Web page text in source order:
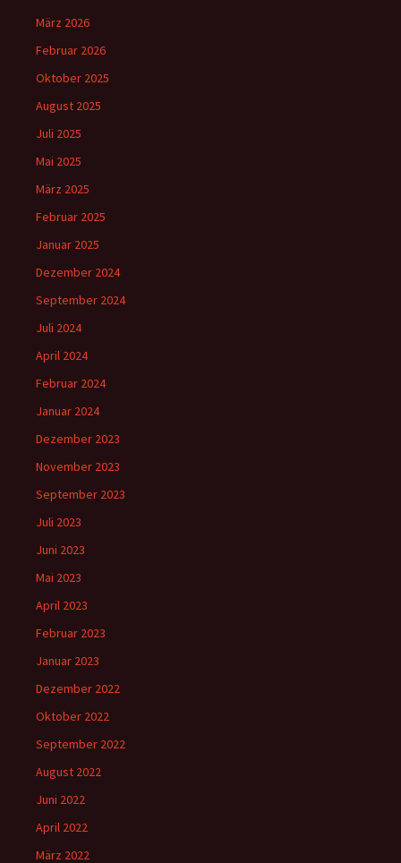
März 2026
Februar 2026
Oktober 2025
August 2025
Juli 2025
Mai 2025
März 2025
Februar 2025
Januar 2025
Dezember 2024
September 2024
Juli 2024
April 2024
Februar 2024
Januar 2024
Dezember 2023
November 2023
September 2023
Juli 2023
Juni 2023
Mai 2023
April 2023
Februar 2023
Januar 2023
Dezember 2022
Oktober 2022
September 2022
August 2022
Juni 2022
April 2022
März 2022